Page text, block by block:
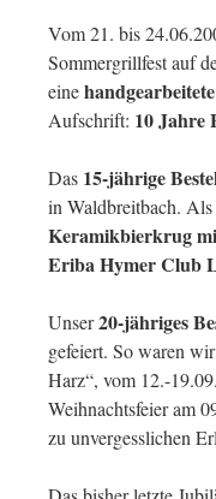
Vom 21. bis
Sommergrillfest auf
einehandgearbeitete
Aufschrift: 10 Jahre
Das 15-jährige
in Waldbreitbach. Als
Keramikbierkrug
Eriba Hymer Club
Unser20-jähriges
gefeiert. So waren
Harz“, vom 12.-
Weihnachtsfeier am
zu unvergesslichen